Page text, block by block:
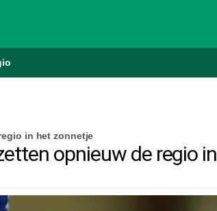
in het zonnetje
opnieuw de regio in